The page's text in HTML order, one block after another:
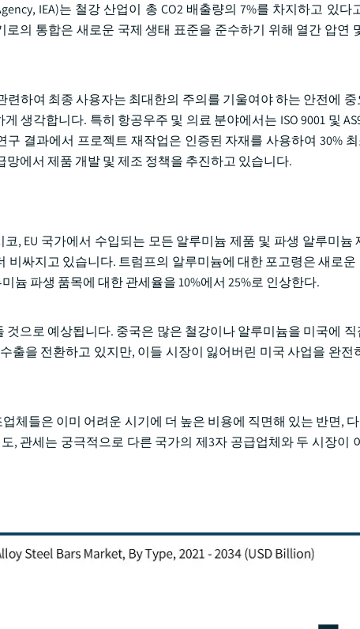
IEA)는 철강 산업이 총 CO2 배출량의 7%를 차지하고 있다
의 통합은 새로운 국제 생태 표준을 준수하기 위해 열간 압연
련하여 최종 사용자는 최대한의 주의를 기울여야 하는 안전에
생각합니다. 특히 항공우주 및 의료 분야에서는 ISO 9001 및
구 결과에서 프로젝트 재작업은 인증된 자재를 사용하여 30%
에서 제품 개발 및 제조 정책을 추진하고 있습니다.
, EU 국가에서 수입되는 모든 알루미늄 제품 및 파생 알루미늄
비싸지고 있습니다. 트럼프의 알루미늄에 대한 포고령은 새로
늄 파생 품목에 대한 관세율을 10%에서 25%로 인상한다.
으로 예상됩니다. 중국은 많은 철강이나 알루미늄을 미국에
출을 전환하고 있지만, 이들 시장이 잃어버린 미국 사업을 완전
체들은 이미 어려운 시기에 더 높은 비용에 직면해 있는 반면,
, 관세는 궁극적으로 다른 국가의 제3자 공급업체와 두 시장이